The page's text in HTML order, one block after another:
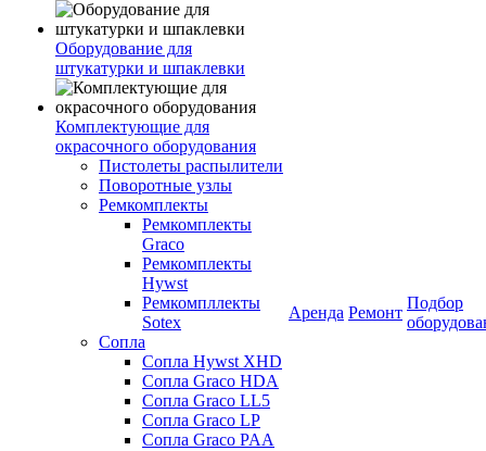
Оборудование для
штукатурки и шпаклевки
Комплектующие для
окрасочного оборудования
Пистолеты распылители
Поворотные узлы
Ремкомплекты
Ремкомплекты
Graco
Ремкомплекты
Hywst
Ремкомпллекты
Sotex
Сопла
Сопла Hywst XHD
Сопла Graco HDA
Сопла Graco LL5
Сопла Graco LP
Сопла Graco PAA
Аренда Ремонт
Подбор